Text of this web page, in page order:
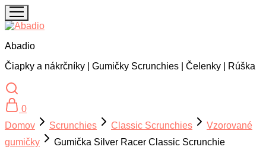
Abadio
Čiapky a nákrčníky | Gumičky Scrunchies | Čelenky | Rúška
0
Domov
Scrunchies Classic Scrunchies
Vzorované
gumičky
Gumička Silver Racer Classic Scrunchie